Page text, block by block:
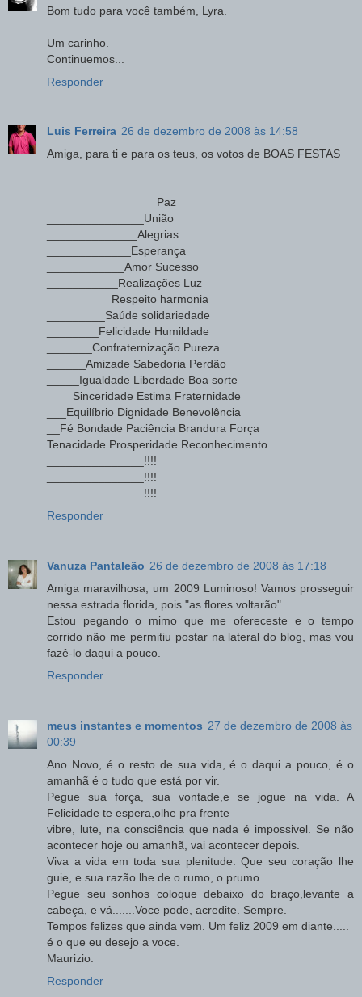
Bom tudo para você também, Lyra.
Um carinho.
Continuemos...
Responder
Luis Ferreira 26 de dezembro de 2008 às 14:58
Amiga, para ti e para os teus, os votos de BOAS FESTAS
_________________Paz
_______________União
______________Alegrias
_____________Esperança
____________Amor Sucesso
___________Realizações Luz
__________Respeito harmonia
_________Saúde solidariedade
________Felicidade Humildade
_______Confraternização Pureza
______Amizade Sabedoria Perdão
_____Igualdade Liberdade Boa sorte
____Sinceridade Estima Fraternidade
___Equilíbrio Dignidade Benevolência
__Fé Bondade Paciência Brandura Força
Tenacidade Prosperidade Reconhecimento
_______________!!!!
_______________!!!!
_______________!!!!
Responder
Vanuza Pantaleão 26 de dezembro de 2008 às 17:18
Amiga maravilhosa, um 2009 Luminoso! Vamos prosseguir
nessa estrada florida, pois "as flores voltarão"...
Estou pegando o mimo que me ofereceste e o tempo
corrido não me permitiu postar na lateral do blog, mas vou
fazê-lo daqui a pouco.
Responder
meus instantes e momentos 27 de dezembro de 2008 às
00:39
Ano Novo, é o resto de sua vida, é o daqui a pouco, é o
amanhã é o tudo que está por vir.
Pegue sua força, sua vontade,e se jogue na vida. A
Felicidade te espera,olhe pra frente
vibre, lute, na consciência que nada é impossivel. Se não
acontecer hoje ou amanhã, vai acontecer depois.
Viva a vida em toda sua plenitude. Que seu coração lhe
guie, e sua razão lhe de o rumo, o prumo.
Pegue seu sonhos coloque debaixo do braço,levante a
cabeça, e vá.......Voce pode, acredite. Sempre.
Tempos felizes que ainda vem. Um feliz 2009 em diante.....
é o que eu desejo a voce.
Maurizio.
Responder